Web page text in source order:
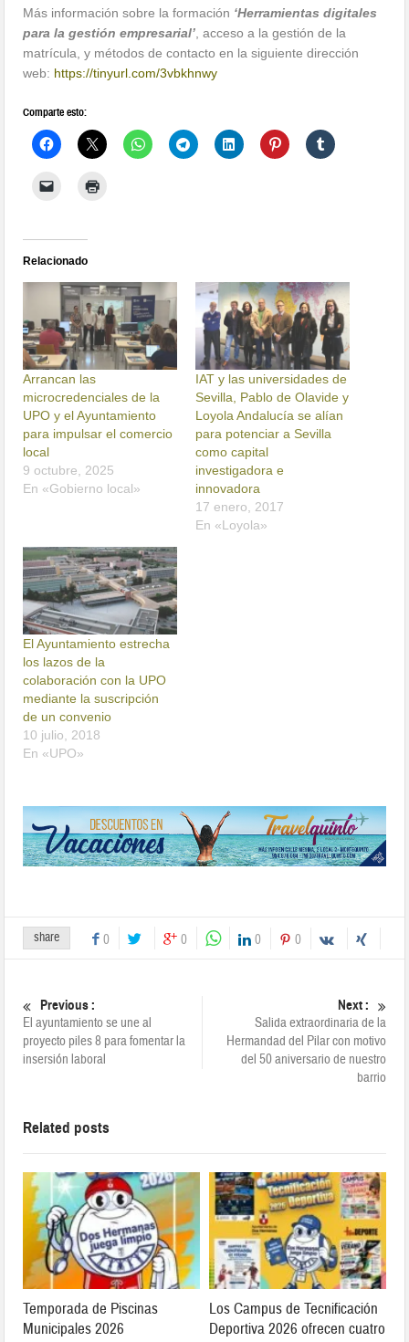
Más información sobre la formación ‘Herramientas digitales
para la gestión empresarial’ , acceso a la gestión de la
matrícula, y métodos de contacto en la siguiente dirección
web: https://tinyurl.com/3vbkhnwy
Comparte esto:
Relacionado
Arrancan las
microcredenciales de la
UPO y el Ayuntamiento
para impulsar el comercio
local
9 octubre, 2025
En «Gobierno local»
IAT y las universidades de
Sevilla, Pablo de Olavide y
Loyola Andalucía se alían
para potenciar a Sevilla
como capital
investigadora e
innovadora
17 enero, 2017
En «Loyola»
El Ayuntamiento estrecha
los lazos de la
colaboración con la UPO
mediante la suscripción
de un convenio
10 julio, 2018
En «UPO»
share 0 0 0 0
Previous :
El ayuntamiento se une al
proyecto piles 8 para fomentar la
insersión laboral
Next :
Salida extraordinaria de la
Hermandad del Pilar con motivo
del 50 aniversario de nuestro
barrio
Related posts
Temporada de Piscinas
Municipales 2026
Los Campus de Tecnificación
Deportiva 2026 ofrecen cuatro